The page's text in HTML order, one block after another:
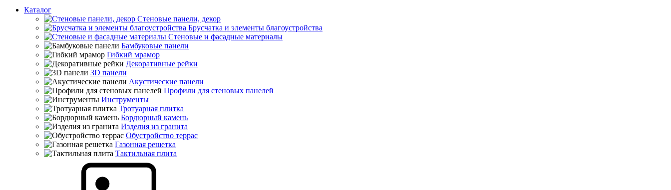
Каталог
Стеновые панели, декор
Брусчатка и элементы благоустройства
Стеновые и фасадные материалы
Бамбуковые панели
Гибкий мрамор
Декоративные рейки
3D панели
Акустические панели
Профили для стеновых панелей
Инструменты
Тротуарная плитка
Бордюрный камень
Изделия из гранита
Обустройство террас
Газонная решетка
Тактильная плита